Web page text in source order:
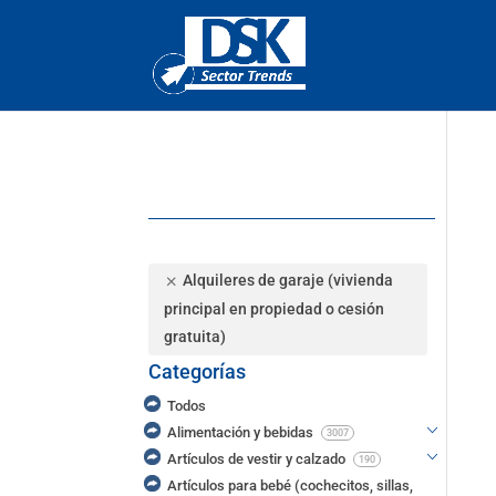
Alquileres de garaje (vivienda
principal en propiedad o cesión
gratuita)
Categorías
Todos
Alimentación y bebidas
3007
Artículos de vestir y calzado 190
Artículos para bebé (cochecitos, sillas,